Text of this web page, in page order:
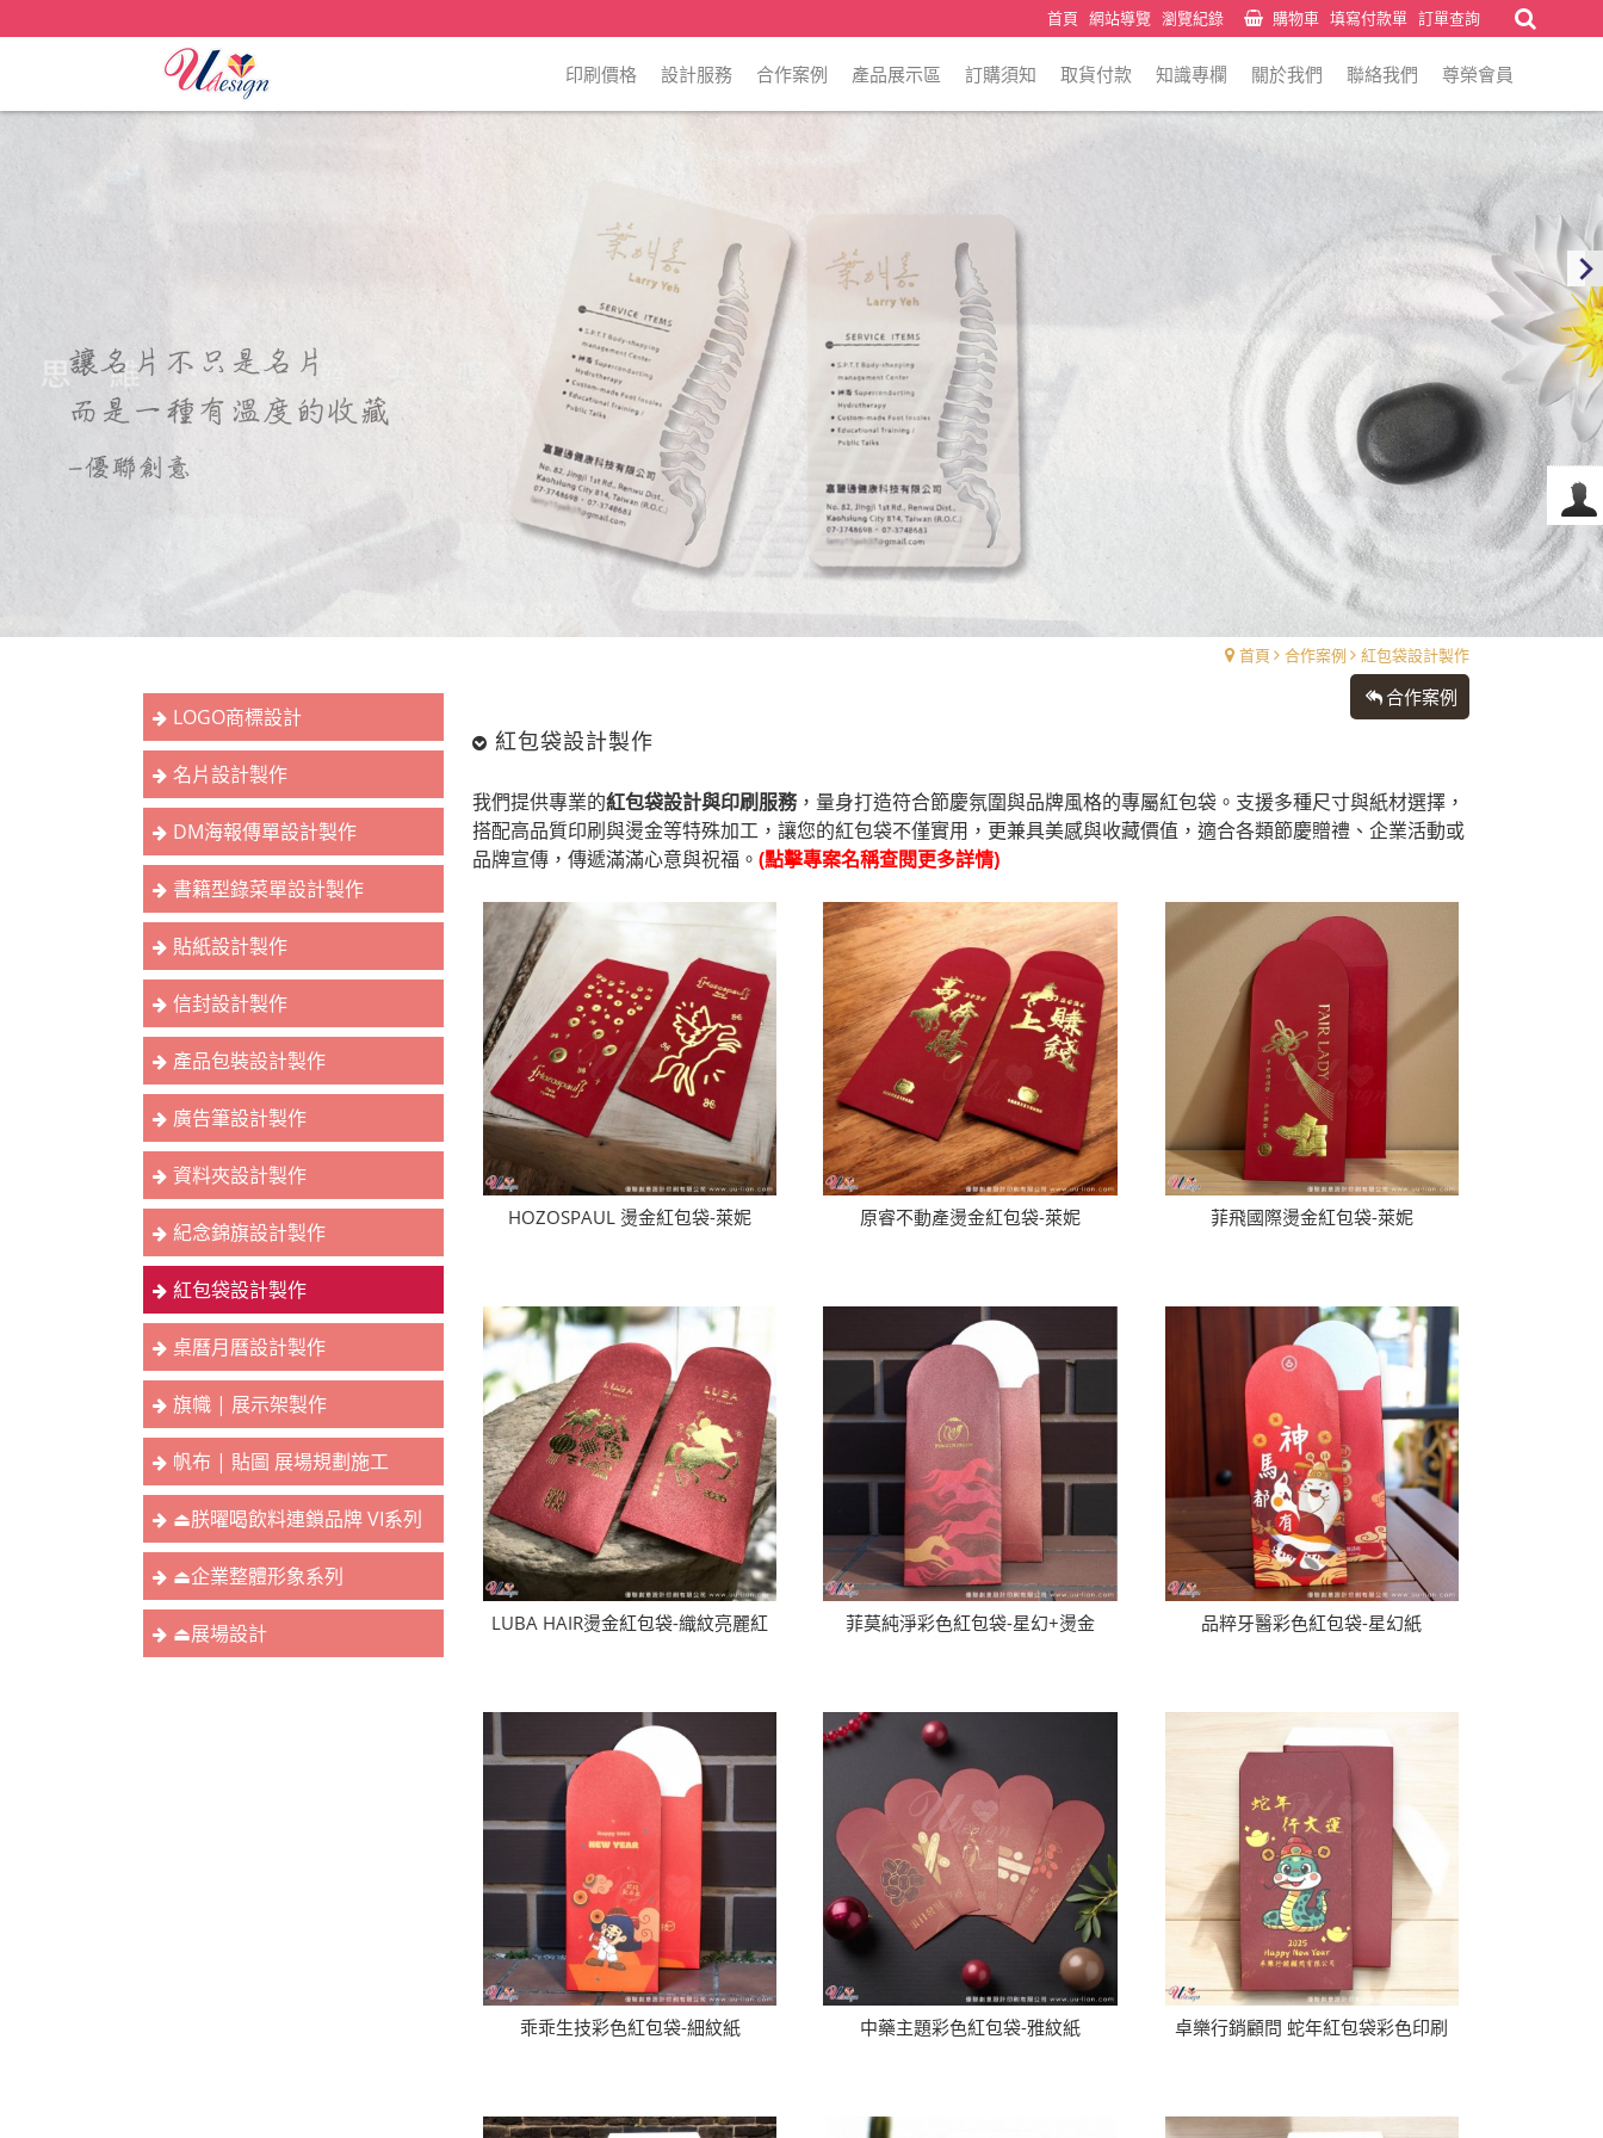
首頁 網站導覽 瀏覽紀錄 購物車 填寫付款單 訂單查詢
印刷價格 設計服務 合作案例 產品展示區 訂購須知 取貨付款 知識專欄 關於我們 聯絡我們 尊榮會員
首頁 合作案例 紅包袋設計製作
LOGO商標設計
名片設計製作
DM海報傳單設計製作
書籍型錄菜單設計製作
貼紙設計製作
信封設計製作
產品包裝設計製作
廣告筆設計製作
資料夾設計製作
紀念錦旗設計製作
紅包袋設計製作
桌曆月曆設計製作
旗幟 | 展示架製作
帆布 | 貼圖 展場規劃施工
⏏︎朕曜喝飲料連鎖品牌 VI系列
⏏︎企業整體形象系列
⏏︎展場設計
合作案例
紅包袋設計製作
我們提供專業的紅包袋設計與印刷服務，量身打造符合節慶氛圍與品牌風格的專屬紅包袋。支援多種尺寸與紙材選擇，
搭配高品質印刷與燙金等特殊加工，讓您的紅包袋不僅實用，更兼具美感與收藏價值，適合各類節慶贈禮、企業活動或
品牌宣傳，傳遞滿滿心意與祝福。 (點擊專案名稱查閱更多詳情)
HOZOSPAUL 燙金紅包袋-萊妮 原睿不動產燙金紅包袋-萊妮 菲飛國際燙金紅包袋-萊妮
LUBA HAIR燙金紅包袋-織紋亮麗紅 菲莫純淨彩色紅包袋-星幻+燙金 品粹牙醫彩色紅包袋-星幻紙
乖乖生技彩色紅包袋-細紋紙 中藥主題彩色紅包袋-雅紋紙 卓樂行銷顧問 蛇年紅包袋彩色印刷